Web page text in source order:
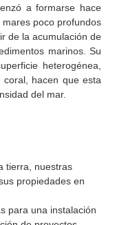
a formarse hace
poco profundos
de la acumulación de
marinos. Su
heterogénea,
hacen que esta
del mar.
tierra, nuestras
propiedades en
para una instalación